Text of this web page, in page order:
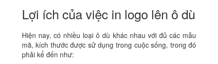
Lợi ích của việc in logo lên ô dù
Hiện nay, có nhiều loại ô dù khác nhau với đủ các mẫu
mã, kích thước được sử dụng trong cuộc sống, trong đó
phải kể đến như: